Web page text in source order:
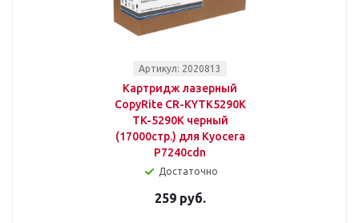
Артикул: 2020813
Картридж лазерный
CopyRite CR-KYTK5290K
TK-5290K черный
(17000стр.) для Kyocera
P7240cdn
Достаточно
259 руб.